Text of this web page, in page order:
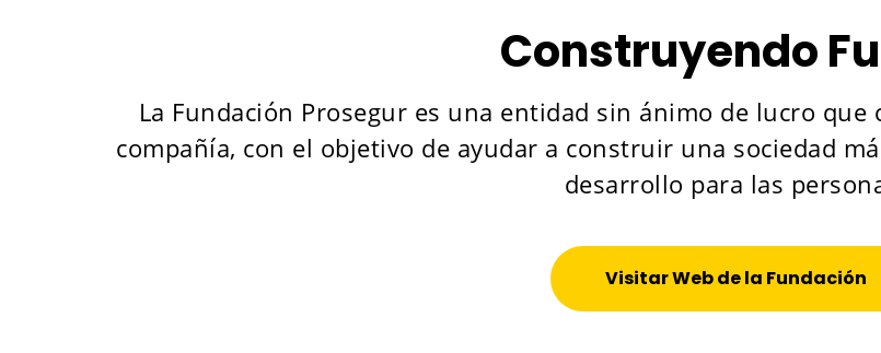
Construyendo
La Fundación Prosegur es una entidad sin ánimo de lucro
compañía, con el objetivo de ayudar a construir una sociedad
desarrollo para las
Visitar Web de la Fundación